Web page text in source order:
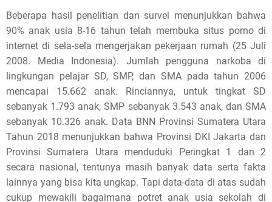
Beberapa hasil penelitian dan survei menunjukkan bahwa
90% anak usia 8-16 tahun telah membuka situs porno di
internet di sela-sela mengerjakan pekerjaan rumah (25 Juli
2008. Media Indonesia)‏. Jumlah pengguna narkoba di
lingkungan pelajar SD, SMP, dan SMA pada tahun 2006
mencapai 15.662 anak. Rinciannya, untuk tingkat SD
sebanyak 1.793 anak, SMP sebanyak 3.543 anak, dan SMA
sebanyak 10.326 anak. Data BNN Provinsi Sumatera Utara
Tahun 2018 menunjukkan bahwa Provinsi DKI Jakarta dan
Provinsi Sumatera Utara menduduki Peringkat 1 dan 2
secara nasional, tentunya masih banyak data serta fakta
lainnya yang bisa kita ungkap. Tapi data-data di atas sudah
cukup mewakili bagaimana potret anak usia sekolah di